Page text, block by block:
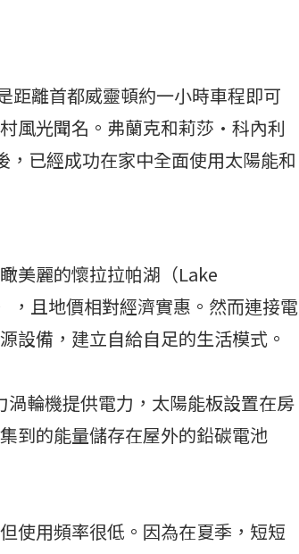
距離首都威靈頓約一小時車程即可
風光聞名。弗蘭克和莉莎·科內利
已經成功在家中全面使用太陽能和
美麗的懷拉拉帕湖（Lake
且地價相對經濟實惠。然而連接電
設備，建立自給自足的生活模式。
輪機提供電力，太陽能板設置在房
到的能量儲存在屋外的鉛碳電池
使用頻率很低。因為在夏季，短短